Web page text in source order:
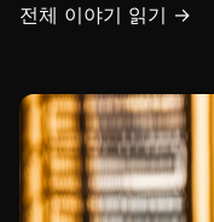
전체 이야기 읽기 →